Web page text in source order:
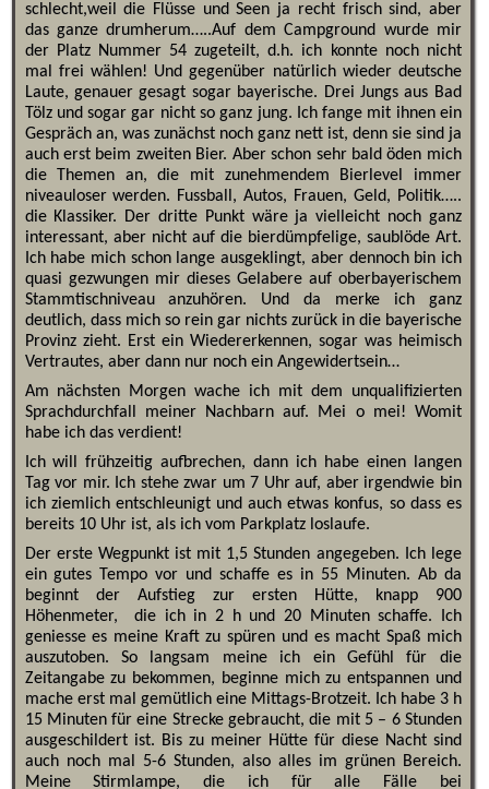
schlecht,weil die Flüsse und Seen ja recht frisch sind, aber
das ganze drumherum…..Auf dem Campground wurde mir
der Platz Nummer 54 zugeteilt, d.h. ich konnte noch nicht
mal frei wählen! Und gegenüber natürlich wieder deutsche
Laute, genauer gesagt sogar bayerische. Drei Jungs aus Bad
Tölz und sogar gar nicht so ganz jung. Ich fange mit ihnen ein
Gespräch an, was zunächst noch ganz nett ist, denn sie sind ja
auch erst beim zweiten Bier. Aber schon sehr bald öden mich
die Themen an, die mit zunehmendem Bierlevel immer
niveauloser werden. Fussball, Autos, Frauen, Geld, Politik…..
die Klassiker. Der dritte Punkt wäre ja vielleicht noch ganz
interessant, aber nicht auf die bierdümpfelige, saublöde Art.
Ich habe mich schon lange ausgeklingt, aber dennoch bin ich
quasi gezwungen mir dieses Gelabere auf oberbayerischem
Stammtischniveau anzuhören. Und da merke ich ganz
deutlich, dass mich so rein gar nichts zurück in die bayerische
Provinz zieht. Erst ein Wiedererkennen, sogar was heimisch
Vertrautes, aber dann nur noch ein Angewidertsein…
Am nächsten Morgen wache ich mit dem unqualifizierten
Sprachdurchfall meiner Nachbarn auf. Mei o mei! Womit
habe ich das verdient!
Ich will frühzeitig aufbrechen, dann ich habe einen langen
Tag vor mir. Ich stehe zwar um 7 Uhr auf, aber irgendwie bin
ich ziemlich entschleunigt und auch etwas konfus, so dass es
bereits 10 Uhr ist, als ich vom Parkplatz loslaufe.
Der erste Wegpunkt ist mit 1,5 Stunden angegeben. Ich lege
ein gutes Tempo vor und schaffe es in 55 Minuten. Ab da
beginnt der Aufstieg zur ersten Hütte, knapp 900
Höhenmeter, die ich in 2 h und 20 Minuten schaffe. Ich
geniesse es meine Kraft zu spüren und es macht Spaß mich
auszutoben. So langsam meine ich ein Gefühl für die
Zeitangabe zu bekommen, beginne mich zu entspannen und
mache erst mal gemütlich eine Mittags-Brotzeit. Ich habe 3 h
15 Minuten für eine Strecke gebraucht, die mit 5 – 6 Stunden
ausgeschildert ist. Bis zu meiner Hütte für diese Nacht sind
auch noch mal 5-6 Stunden, also alles im grünen Bereich.
Meine Stirmlampe, die ich für alle Fälle bei